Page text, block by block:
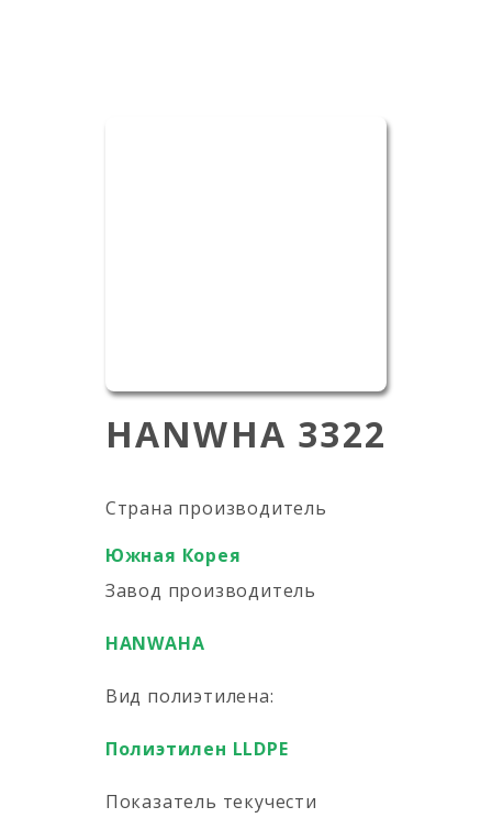
HANWHA 3322
Страна производитель
Южная Корея
Завод производитель
HANWAHA
Вид полиэтилена:
Полиэтилен LLDPE
Показатель текучести